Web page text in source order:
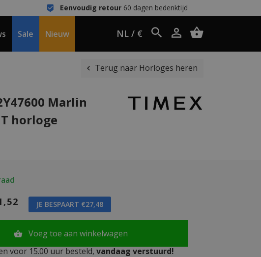
Eenvoudig retour60 dagen bedenktijd
Sale Nieuw NL / €
Terug naar Horloges heren
Marlin
horloge
JE BESPAART €27,48
Voeg toe aan winkelwagen
voor 15.00 uur besteld, vandaag verstuurd!